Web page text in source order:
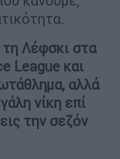
Λέφσκι στα
League και
αλλά
νίκη επί
την σεζόν